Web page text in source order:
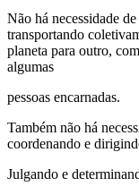
Não há necessidade
transportando
planeta para outro,
algumas
pessoas encarnadas.
Também não há
coordenando e
Julgando e